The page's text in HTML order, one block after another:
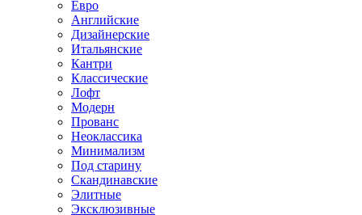
Евро
Английские
Дизайнерские
Итальянские
Кантри
Классические
Лофт
Модерн
Прованс
Неоклассика
Минимализм
Под старину
Скандинавские
Элитные
Эксклюзивные